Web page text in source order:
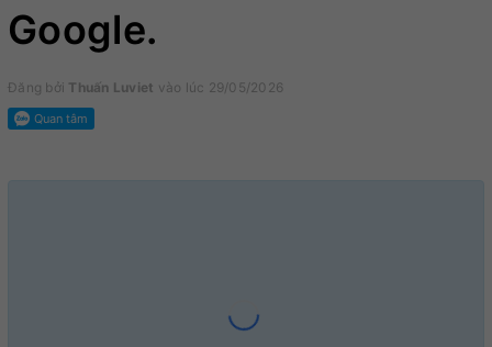
Google.
Đăng bởi Thuấn Luviet vào lúc 29/05/2026